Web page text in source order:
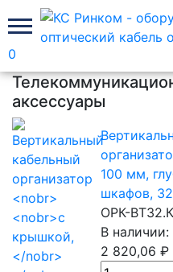
0
Главная
аксессуары
100 мм,
шкафов,
ОРК-
В наличии:
2 820,06 ₽